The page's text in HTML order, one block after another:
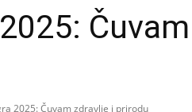
Čuvam
2025: Čuvam zdravlje i prirodu